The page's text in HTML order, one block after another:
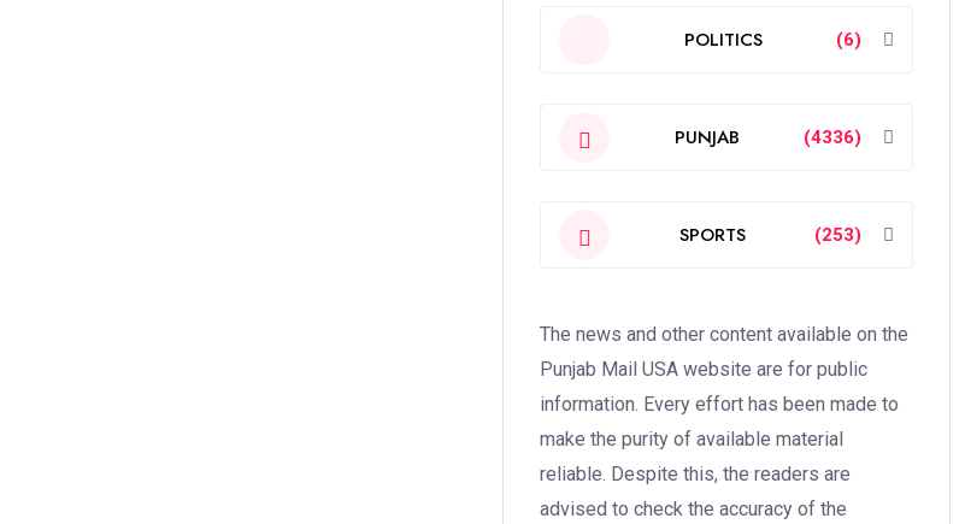
POLITICS (6)
PUNJAB (4336)
SPORTS (253)
The news and other content available on the
Punjab Mail USA website are for public
information. Every effort has been made to
make the purity of available material
reliable. Despite this, the readers are
advised to check the accuracy of the